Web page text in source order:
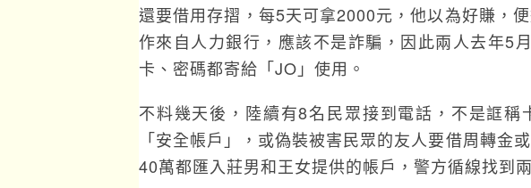
還要借用存摺，每5天可拿2000元，他以為好賺，
作來自人力銀行，應該不是詐騙，因此兩人去年5
卡、密碼都寄給「JO」使用。
不料幾天後，陸續有8名民眾接到電話，不是誆稱
「安全帳戶」，或偽裝被害民眾的友人要借周轉金
40萬都匯入莊男和王女提供的帳戶，警方循線找到